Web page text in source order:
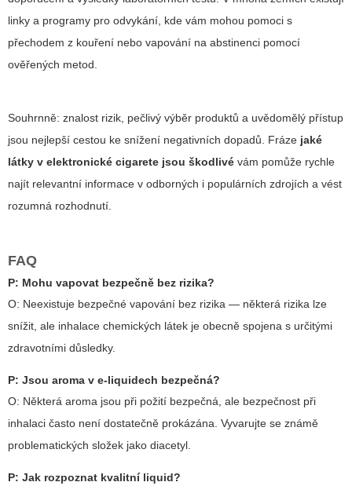
linky a programy pro odvykání, kde vám mohou pomoci s
přechodem z kouření nebo vapování na abstinenci pomocí
ověřených metod.
Souhrnně: znalost rizik, pečlivý výběr produktů a uvědomělý přístup
jsou nejlepší cestou ke snížení negativních dopadů. Fráze jaké
látky v elektronické cigarete jsou škodlivé vám pomůže rychle
najít relevantní informace v odborných i populárních zdrojích a vést
rozumná rozhodnutí.
FAQ
P: Mohu vapovat bezpečně bez rizika?
O: Neexistuje bezpečné vapování bez rizika — některá rizika lze
snížit, ale inhalace chemických látek je obecně spojena s určitými
zdravotními důsledky.
P: Jsou aroma v e‑liquidech bezpečná?
O: Některá aroma jsou při požití bezpečná, ale bezpečnost při
inhalaci často není dostatečně prokázána. Vyvarujte se známě
problematických složek jako diacetyl.
P: Jak rozpoznat kvalitní liquid?